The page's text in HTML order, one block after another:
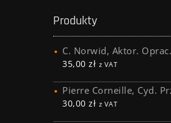
Produkty
C. Norwid, Aktor.
35,00 zł z VAT
Pierre Corneille, Cyd.
30,00 zł z VAT